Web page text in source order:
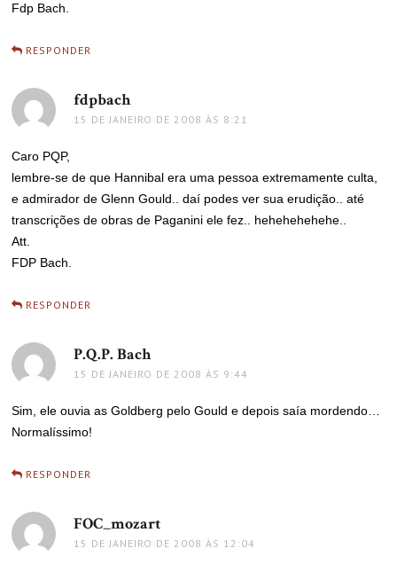
Fdp Bach.
RESPONDER
fdpbachdisse:
15 DE JANEIRO DE 2008 ÀS 8:21
Caro PQP,
lembre-se de que Hannibal era uma pessoa extremamente culta,
e admirador de Glenn Gould.. daí podes ver sua erudição.. até
transcrições de obras de Paganini ele fez.. hehehehehehe..
Att.
FDP Bach.
RESPONDER
P.Q.P. Bachdisse:
15 DE JANEIRO DE 2008 ÀS 9:44
Sim, ele ouvia as Goldberg pelo Gould e depois saía mordendo…
Normalíssimo!
RESPONDER
FOC_mozart
15 DE JANEIRO DE 2008 ÀS 12:04